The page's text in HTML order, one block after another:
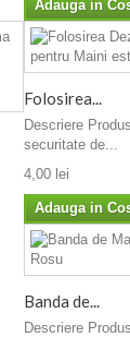
Adauga in
Folosirea...
Descriere
securitate de...
4,00 lei
Adauga in
Banda de...
Descriere